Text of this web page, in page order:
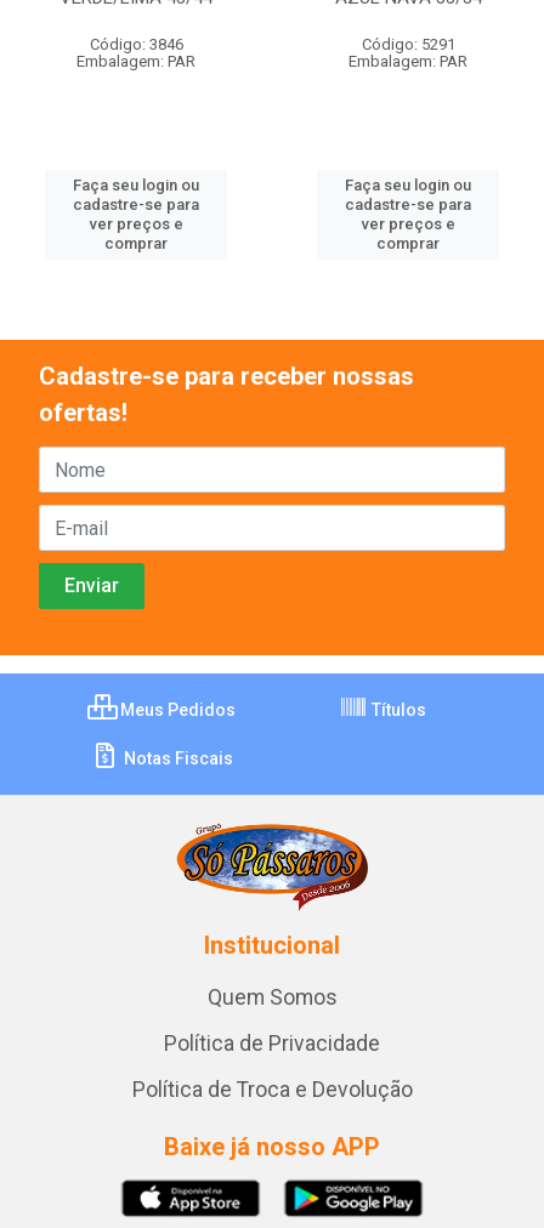
Código: 3846
Embalagem: PAR
Faça seu login ou
cadastre-se para
ver preços e
comprar
Código: 5291
Embalagem: PAR
Faça seu login ou
cadastre-se para
ver preços e
comprar
Cadastre-se para receber nossas
ofertas!
Meus Pedidos Títulos
Notas Fiscais
Institucional
Quem Somos
Política de Privacidade
Política de Troca e Devolução
Baixe já nosso APP